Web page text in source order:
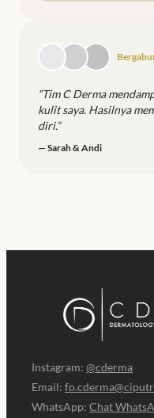
“Tim C Derma
kulit saya. Hasilnya
diri.”
— Sarah & Andi
Instagram: @cderma
Email:
WhatsApp: Chat